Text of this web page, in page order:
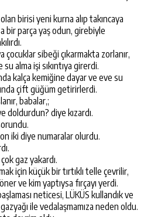
birisi yeni kurna alıp takıncaya
bir parça yaş odun, girebiyle
çocuklar sibeği çıkarmakta zorlanır,
su alma işi sıkıntıya girerdi.
kalça kemiğine dayar ve eve su
çift güğüm getirirlerdi.
babalar,;
doldurdun? diye kızardı.
iki diye numaralar olurdu.
gaz yakardı.
için küçük bir tırtıklı telle çevrilir,
ve kim yaptıysa fırçayı yerdi.
neticesi, LÜKÜS kullandık ve
ile vedalaşmamıza neden oldu.